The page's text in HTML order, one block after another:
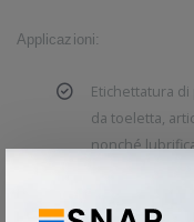
Applicazioni:
Etichettatura
da toeletta,
nonché
che